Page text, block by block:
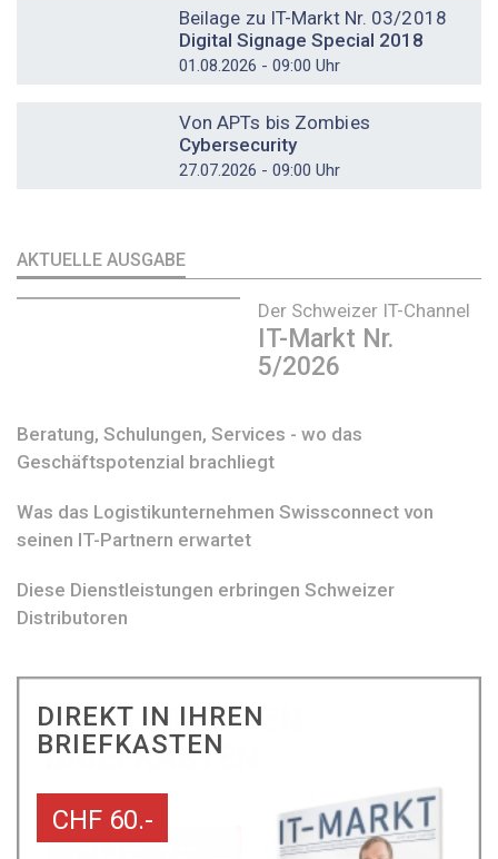
Beilage zu IT-Markt Nr. 03/2018
Digital Signage Special 2018
01.08.2026 - 09:00 Uhr
Von APTs bis Zombies
Cybersecurity
27.07.2026 - 09:00 Uhr
AKTUELLE AUSGABE
Der Schweizer IT-Channel
IT-Markt Nr.
5/2026
Beratung, Schulungen, Services - wo das
Geschäftspotenzial brachliegt
Was das Logistikunternehmen Swissconnect von
seinen IT-Partnern erwartet
Diese Dienstleistungen erbringen Schweizer
Distributoren
DIREKT IN IHREN
BRIEFKASTEN
CHF 60.-